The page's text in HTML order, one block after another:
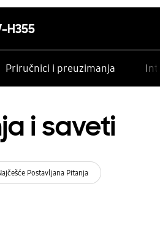
H355
Priručnici i preuzimanja
i saveti
Postavljana Pitanja